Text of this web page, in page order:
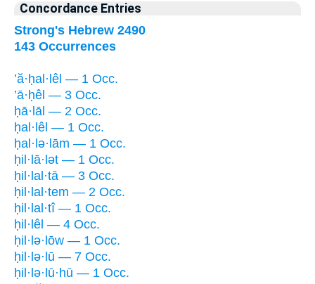
Concordance Entries
Strong's Hebrew 2490
143 Occurrences
’ă·ḥal·lêl — 1 Occ.
’ā·ḥêl — 3 Occ.
ḥā·lāl — 2 Occ.
ḥal·lêl — 1 Occ.
ḥal·lə·lām — 1 Occ.
ḥil·lā·lət — 1 Occ.
ḥil·lal·tā — 3 Occ.
ḥil·lal·tem — 2 Occ.
ḥil·lal·tî — 1 Occ.
ḥil·lêl — 4 Occ.
ḥil·lə·lōw — 1 Occ.
ḥil·lə·lū — 7 Occ.
ḥil·lə·lū·hū — 1 Occ.